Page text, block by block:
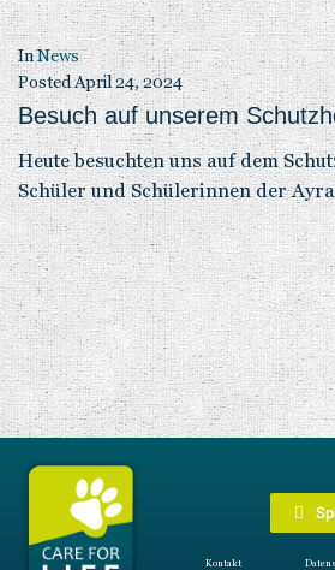
InNews
Posted April 24, 2024
Besuch auf unserem
Heute besuchten uns auf dem
Schüler und Schülerinnen der
Kontakt